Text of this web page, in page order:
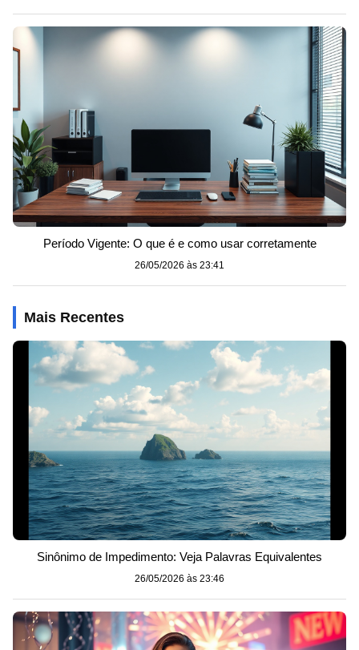
Período Vigente: O que é e como usar corretamente
26/05/2026 às 23:41
Mais Recentes
Sinônimo de Impedimento: Veja Palavras Equivalentes
26/05/2026 às 23:46